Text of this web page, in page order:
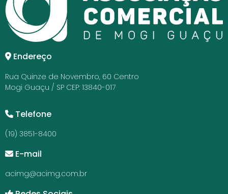
Endereço
Rua Quinze de Novembro, 60 Centro
Mogi Guaçu / SP CEP: 13840-017
Telefone
(19) 3851-8400
E-mail
acimg@acimg.com.br